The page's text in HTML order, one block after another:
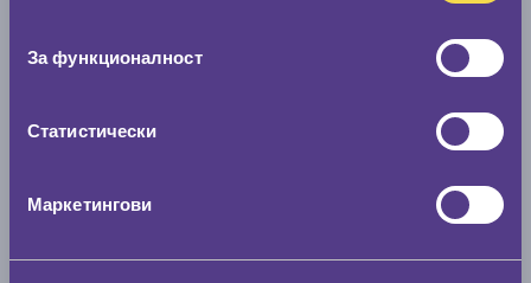
За функционалност
Статистически
Маркетингови